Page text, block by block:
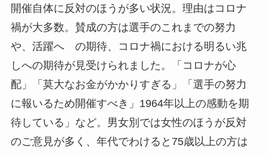
開催自体に反対のほうが多い状況。理由はコロナ
禍が大多数。賛成の方は選手のこれまでの努力
や、活躍へ の期待、コロナ禍における明るい兆
しへの期待が見受けられました。「コロナが心
配」「莫大なお金がかかりすぎる」「選手の努力
に報いるため開催すべき」1964年以上の感動を期
待している」など。男女別では女性のほうが反対
のご意見が多く、年代でわけると75歳以上の方は